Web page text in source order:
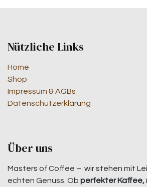
Nützliche Links
Home
Shop
Impressum & AGBs
Datenschutzerklärung
Über uns
Masters of Coffee – wir stehen mit
echten Genuss. Ob perfekter Kaffee,